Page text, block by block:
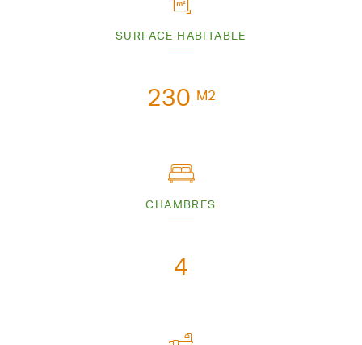
SURFACE HABITABLE
230 M2
CHAMBRES
4